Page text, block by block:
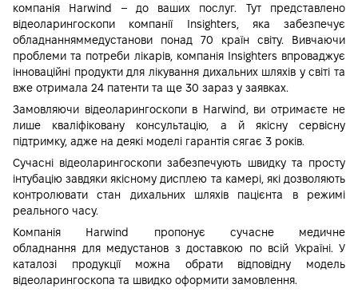
компанія Harwind – до ваших послуг. Тут представлено
відеоларингоскопи компанії Insighters, яка забезпечує
обладнанняммедустанови понад 70 країн світу. Вивчаючи
проблеми та потреби лікарів, компанія Insighters впроваджує
інноваційні продукти для лікування дихальних шляхів у світі та
вже отримала 24 патенти та ще 30 зараз у заявках.
Замовляючи відеоларингоскопи в Harwind, ви отримаєте не
лише кваліфіковану консультацію, а й якісну сервісну
підтримку, адже на деякі моделі гарантія сягає 3 років.
Сучасні відеоларингоскопи забезпечують швидку та просту
інтубацію завдяки якісному дисплею та камері, які дозволяють
контролювати стан дихальних шляхів пацієнта в режимі
реального часу.
Компанія Harwind пропонує сучасне медичне
обладнання для медустанов з доставкою по всій Україні. У
каталозі продукції можна обрати відповідну модель
відеоларингоскопа та швидко оформити замовлення.